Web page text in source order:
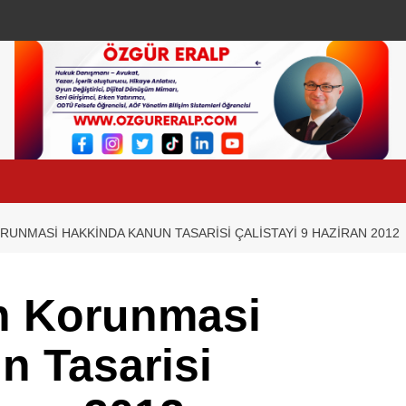
HAKKINDA KANUN TASARISI ÇALISTAYI 9 HAZIRAN 2012
Korunmasi
Tasarisi